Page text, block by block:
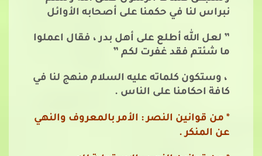
نبراس لنا في حكمنا على أصحابه الأوائل
” لعل الله أطلع على أهل بدر ، فقال اعملوا
ما شئتم فقد غفرت لكم ”
، وستكون كلماته عليه السلام منهج لنا في
كافة احكامنا على الناس .
* من قوانين النصر : الأمر بالمعروف والنهي
عن المنكر .